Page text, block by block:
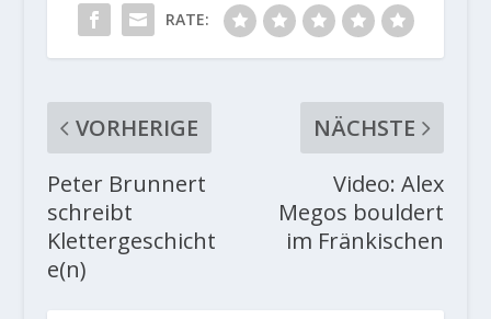
RATE:
VORHERIGE
Peter Brunnert
schreibt
Klettergeschicht
e(n)
NÄCHSTE
Video: Alex
Megos bouldert
im Fränkischen